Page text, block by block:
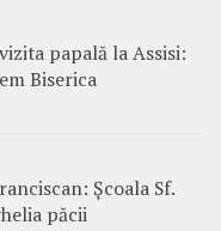
papală la Assisi:
Biserica
Școala Sf.
păcii